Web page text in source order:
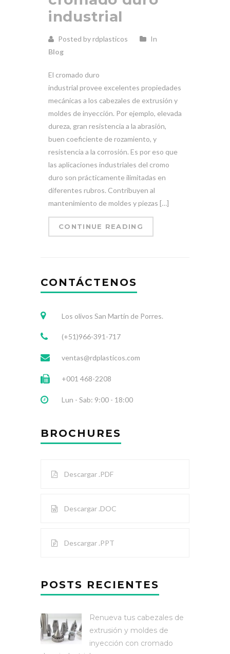
industrial
Posted by rdplasticos
In
Blog
El cromado duro
industrial provee excelentes propiedades
mecánicas a los cabezales de extrusión y
moldes de inyección. Por ejemplo, elevada
dureza, gran resistencia a la abrasión,
buen coeficiente de rozamiento, y
resistencia a la corrosión. Es por eso que
las aplicaciones industriales del cromo
duro son prácticamente ilimitadas en
diferentes rubros. Contribuyen al
mantenimiento de moldes y piezas […]
CONTINUE READING
CONTÁCTENOS
Los olivos San Martín de Porres.
(+51)966-391-717
ventas@rdplasticos.com
+001 468-2208
Lun - Sab: 9:00 - 18:00
BROCHURES
Descargar .PDF
Descargar .DOC
Descargar .PPT
POSTS RECIENTES
Renueva tus cabezales de
extrusión y moldes de
inyección con cromado